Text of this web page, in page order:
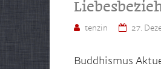
tenzin 27.
Buddhismus